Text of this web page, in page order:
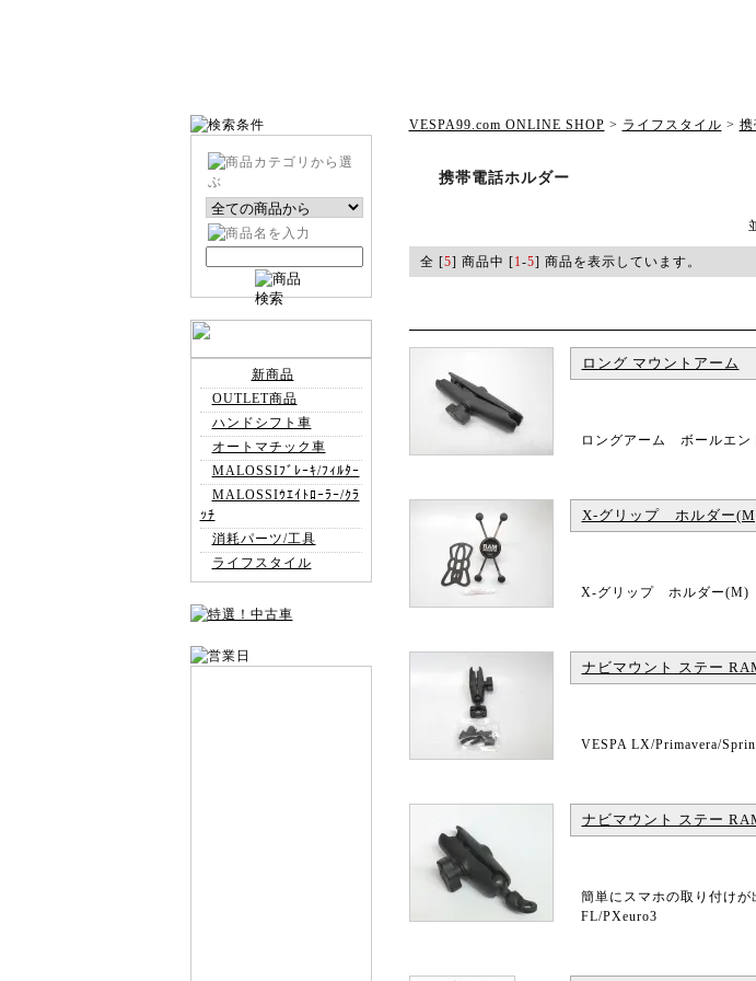
新商品
OUTLET商品
ハンドシフト車
オートマチック車
MALOSSIﾌﾞﾚｰｷ/ﾌｨﾙﾀｰ
MALOSSIｳｴｲﾄﾛｰﾗｰ/ｸﾗ
ｯﾁ
消耗パーツ/工具
ライフスタイル
VESPA99.com ONLINE SHOP > ライフスタイル > 携
携帯電話ホルダー
全 [5] 商品中 [1-5] 商品を表示しています。
ロング マウントアーム
ロングアーム ボールエ
X-グリップ ホルダー
X-グリップ ホルダー
ナビマウント ステー
VESPA LX/Primavera/
ナビマウント ステー
簡単にスマホの取り付け
FL/PXeuro3